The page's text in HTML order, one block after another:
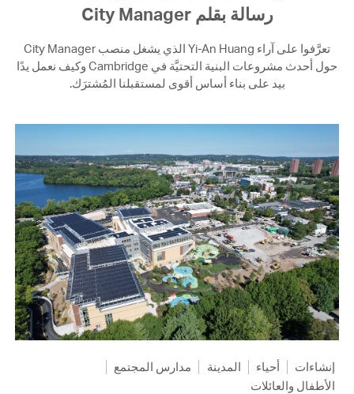
رسالة بقلم City Manager
تعرَّفوا على آراء Yi-An Huang الذي يشغل منصب City Manager
حول أحدث مشروعات البنية التحتيَّة في Cambridge وكيف نعمل يدًا
بيد على بناء أساس أقوى لمستقبلنا المُشترَك.
إنشاءات أحياء المدينة
مدارس المجتمع
الأطفال والعائلات